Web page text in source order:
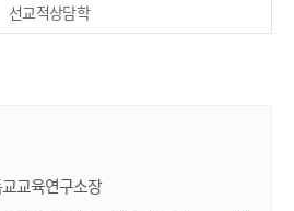
선교적상담학
교육연구소장